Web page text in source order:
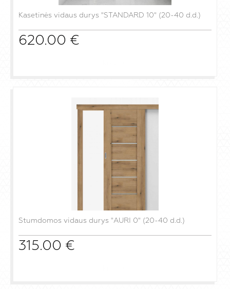
Kasetinės vidaus durys "STANDARD 10" (20-40 d.d.)
620.00 €
Stumdomos vidaus durys "AURI 0" (20-40 d.d.)
315.00 €